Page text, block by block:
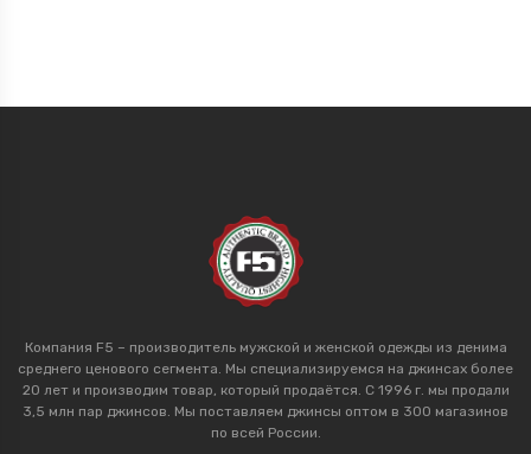
Компания F5 – производитель мужской и женской одежды из денима
среднего ценового сегмента. Мы специализируемся на джинсах более
20 лет и производим товар, который продаётся. С 1996 г. мы продали
3,5 млн пар джинсов. Мы поставляем джинсы оптом в 300 магазинов
по всей России.